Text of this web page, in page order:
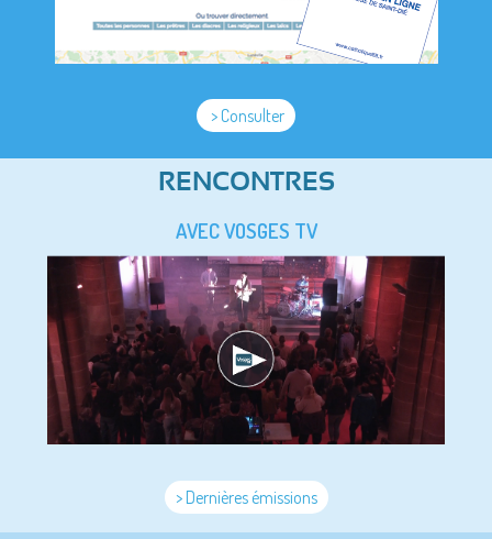
> Consulter
RENCONTRES
AVEC VOSGES TV
> Dernières émissions